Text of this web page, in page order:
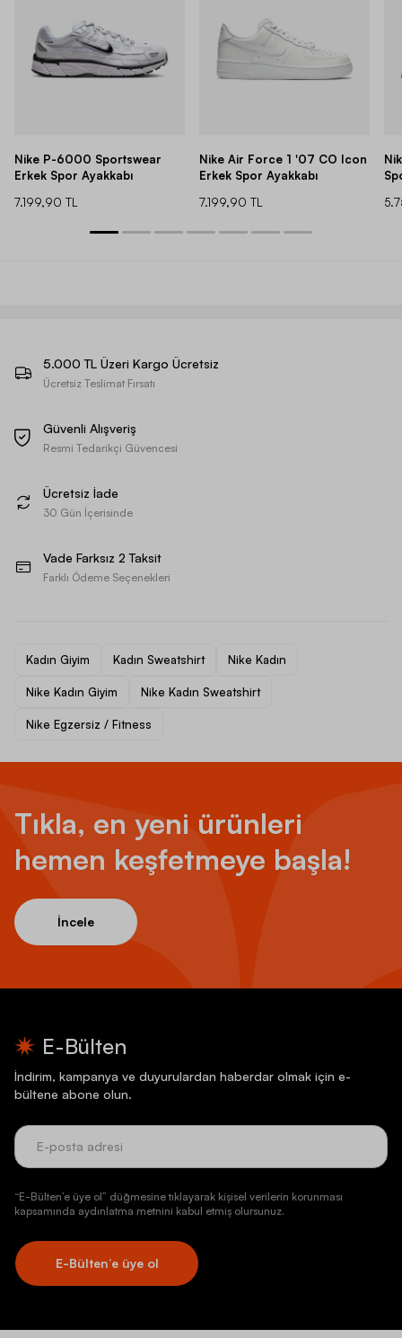
Nike P-6000 Sportswear
Erkek Spor Ayakkabı
7.199,90 TL
Nike Air Force 1 '07 CO Icon
Erkek Spor Ayakkabı
7.199,90 TL
5.000 TL Üzeri Kargo Ücretsiz
Ücretsiz Teslimat Fırsatı
Güvenli Alışveriş
Resmi Tedarikçi Güvencesi
Ücretsiz İade
30 Gün İçerisinde
Vade Farksız 2 Taksit
Farklı Ödeme Seçenekleri
Kadın Giyim Kadın Sweatshirt Nike Kadın
Nike Kadın Giyim Nike Kadın Sweatshirt
Nike Egzersiz / Fitness
Tıkla, en yeni ürünleri
hemen keşfetmeye başla!
İncele
E-Bülten
İndirim, kampanya ve duyurulardan haberdar olmak için e-
bültene abone olun.
“E-Bülten’e üye ol” düğmesine tıklayarak kişisel verilerin korunması
kapsamında aydınlatma metnini kabul etmiş olursunuz.
E-Bülten’e üye ol